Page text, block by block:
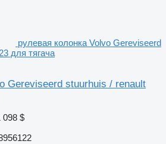
рулевая колонка Volvo Gereviseerd
для тягача
Gereviseerd stuurhuis / renault
098 $